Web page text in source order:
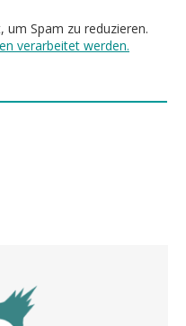
um Spam zu reduzieren.
verarbeitet werden.